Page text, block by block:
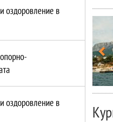
оздоровление в
оздоровление в